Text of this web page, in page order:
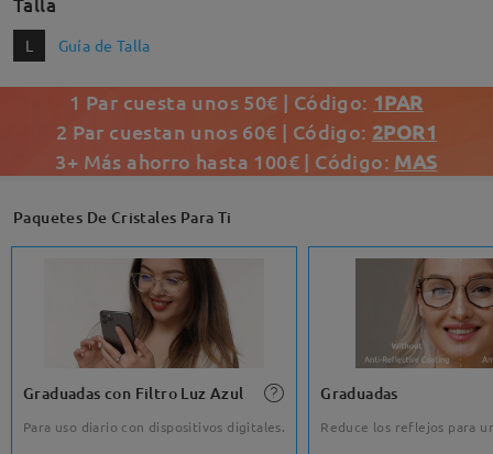
Talla
L Guía de Talla
1 Par cuesta unos 50€ | Código: 1PAR
2 Par cuestan unos 60€ | Código: 2POR1
3+ Más ahorro hasta 100€ | Código: MAS
Paquetes De Cristales Para Ti
Graduadas con Filtro Luz Azul
Para uso diario con dispositivos digitales.
Graduadas
Reduce los reflejos para